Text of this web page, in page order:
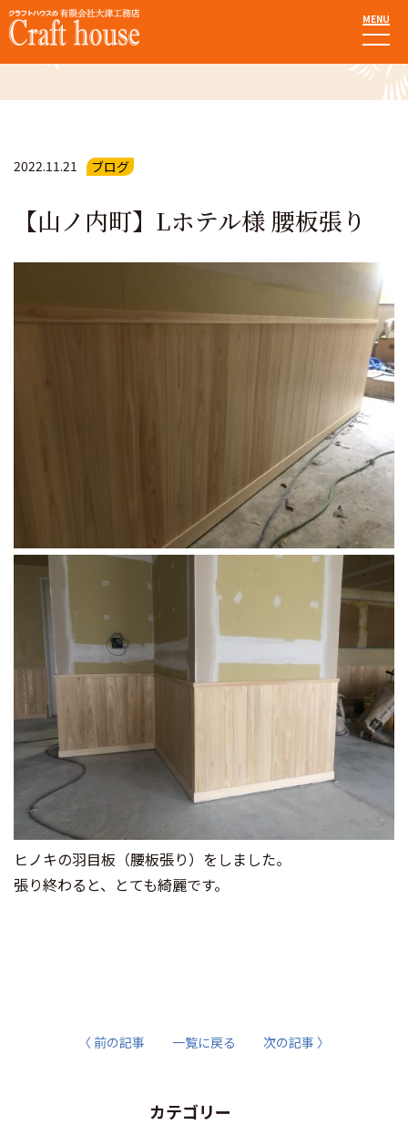
MENU
お知らせ・ブログ
2022.11.21 ブログ
【山ノ内町】Lホテル様 腰板張り
ヒノキの羽目板（腰板張り）をしました。
張り終わると、とても綺麗です。
〈 前の記事 一覧に戻る 次の記事 〉
カテゴリー